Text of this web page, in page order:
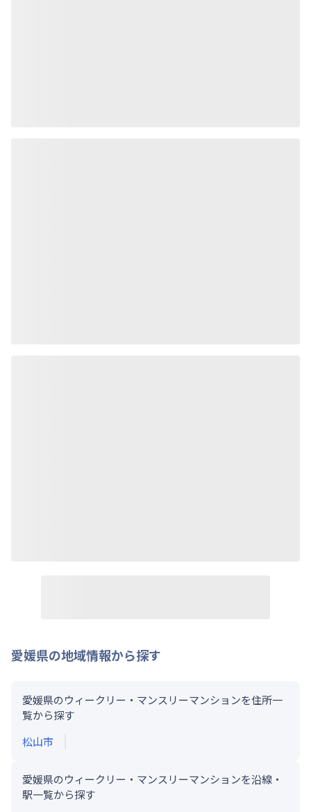
愛媛県の地域情報から探す
愛媛県のウィークリー・マンスリーマンションを住所一
覧から探す
松山市
愛媛県のウィークリー・マンスリーマンションを沿線・
駅一覧から探す